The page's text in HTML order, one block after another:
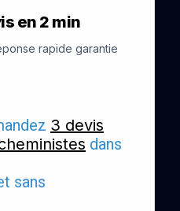
en 2 min
rapide garantie
3 devis
dans
sans